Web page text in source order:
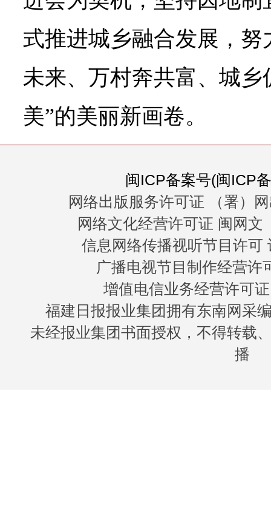
式推进城乡融合发展，努
未来、万村奔共富、城
美”的美丽新画卷。
闽ICP备案号(闽ICP
网络出版服务许可证 （署）
网络文化经营许可证 闽网文
信息网络传播视听节目许可
广播电视节目制作经营许
增值电信业务经营许可
福建日报报业集团拥有东南网采
未经报业集团书面授权，不得转载
播